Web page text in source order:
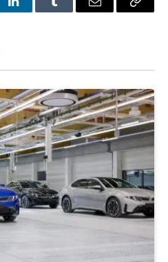
LinkedInTumblr Email
Copy